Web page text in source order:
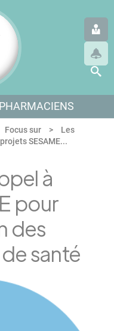
Focus sur
Les
SESAME...
à
pour
des
santé